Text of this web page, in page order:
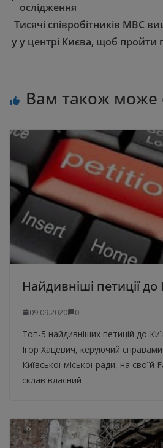
ослідження
Тисячі співробітників МВС
у у центрі Києва, щоб пройти
Вам також може
Найдивніші петиції до
09.09.2020 0
Топ-5 найдивніших петицій до
Ігор Хацевич, керуючий
Київської міської ради, на своїй
склав власний